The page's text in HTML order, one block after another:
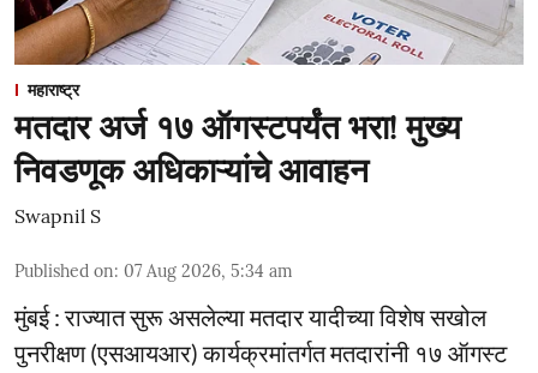
महाराष्ट्र
मतदार अर्ज १७ ऑगस्टपर्यंत भरा! मुख्य
निवडणूक अधिकाऱ्यांचे आवाहन
Swapnil S
Published on: 07 Aug 2026, 5:34 am
मुंबई : राज्यात सुरू असलेल्या मतदार यादीच्या विशेष सखोल
पुनरीक्षण (एसआयआर) कार्यक्रमांतर्गत मतदारांनी १७ ऑगस्ट